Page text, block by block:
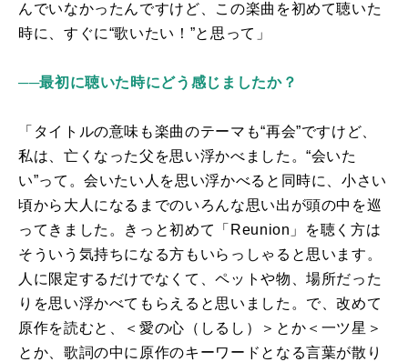
んでいなかったんですけど、この楽曲を初めて聴いた
時に、すぐに“歌いたい！”と思って」
──最初に聴いた時にどう感じましたか？
「タイトルの意味も楽曲のテーマも“再会”ですけど、
私は、亡くなった父を思い浮かべました。“会いた
い”って。会いたい人を思い浮かべると同時に、小さい
頃から大人になるまでのいろんな思い出が頭の中を巡
ってきました。きっと初めて「 Reunion 」を聴く方は
そういう気持ちになる方もいらっしゃると思います。
人に限定するだけでなくて、ペットや物、場所だった
りを思い浮かべてもらえると思いました。で、改めて
原作を読むと、＜愛の心（しるし）＞とか＜一ツ星＞
とか、歌詞の中に原作のキーワードとなる言葉が散り